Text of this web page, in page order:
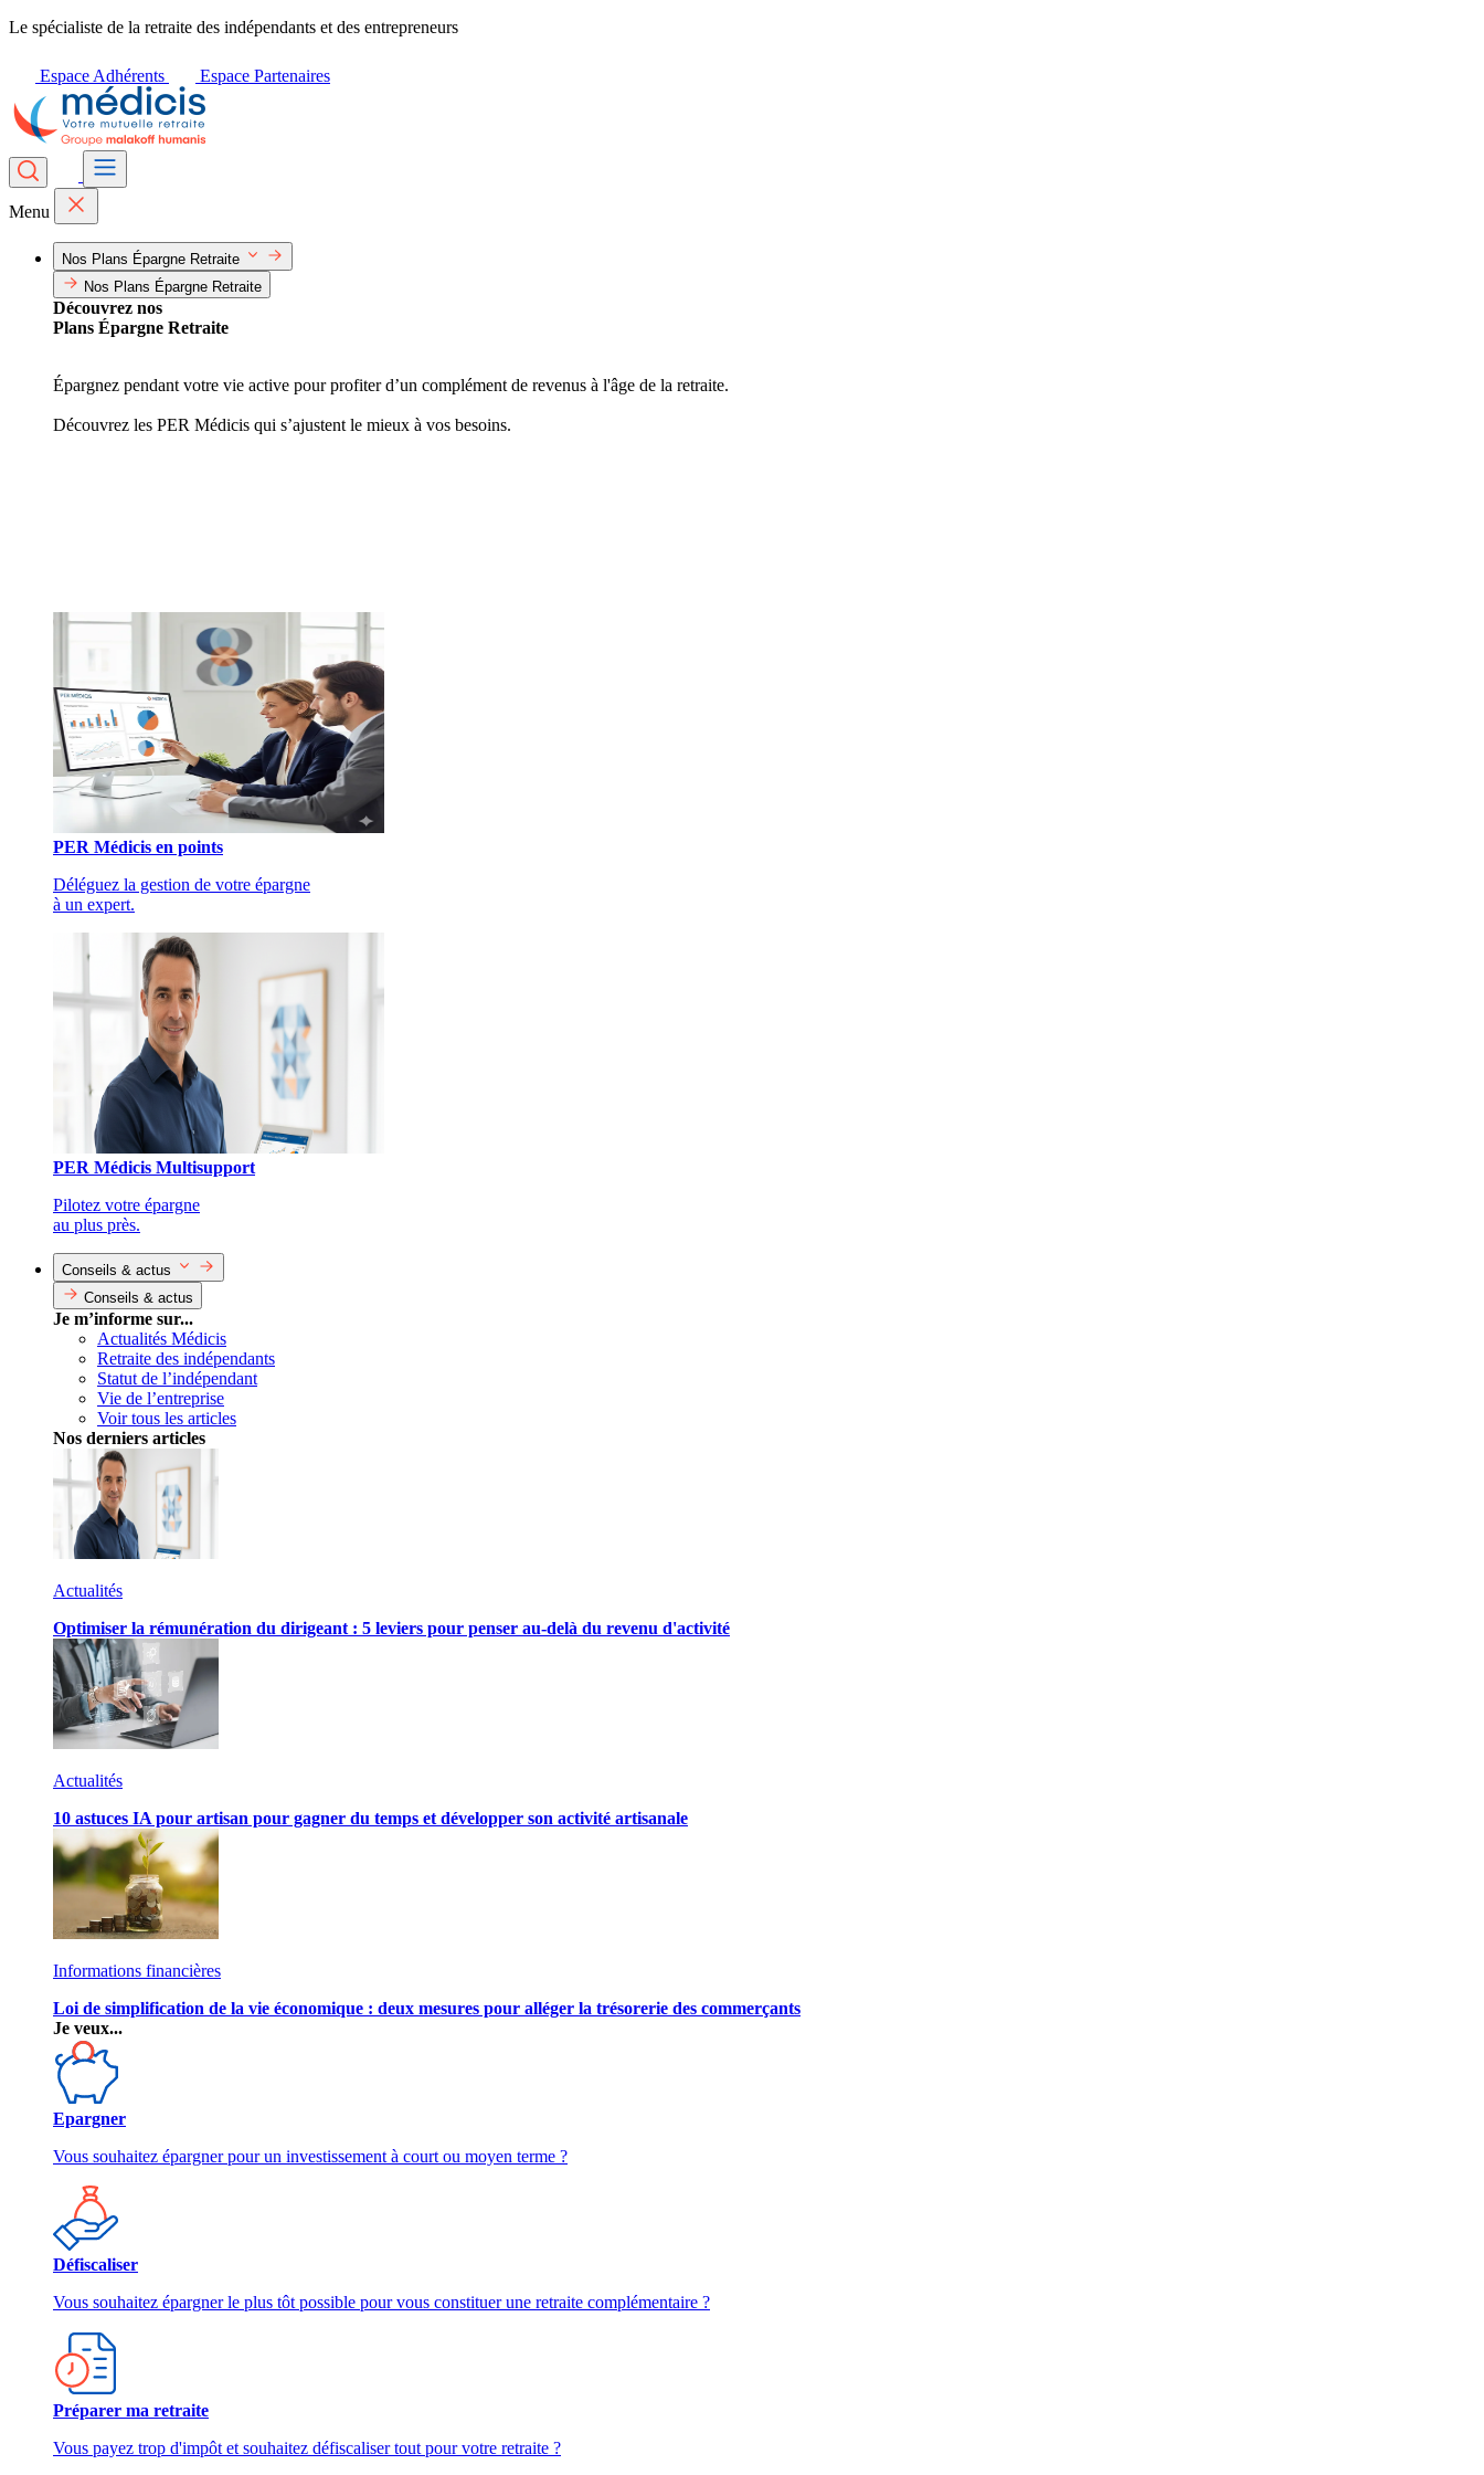
Le spécialiste de la retraite des indépendants et des entrepreneurs
Espace Adhérents Espace Partenaires
Menu
Nos Plans Épargne Retraite
Nos Plans Épargne Retraite
Découvrez nos
Plans Épargne Retraite
Épargnez pendant votre vie active pour profiter d’un complément de revenus à l'âge de la retraite.
Découvrez les PER Médicis qui s’ajustent le mieux à vos besoins.
PER Médicis en points
Déléguez la gestion de votre épargne
à un expert.
PER Médicis Multisupport
Pilotez votre épargne
au plus près.
Conseils & actus
Conseils & actus
Je m’informe sur...
Actualités Médicis
Retraite des indépendants
Statut de l’indépendant
Vie de l’entreprise
Voir tous les articles
Nos derniers articles
Actualités
Optimiser la rémunération du dirigeant : 5 leviers pour penser au-delà du revenu d'activité
Actualités
10 astuces IA pour artisan pour gagner du temps et développer son activité artisanale
Informations financières
Loi de simplification de la vie économique : deux mesures pour alléger la trésorerie des commerçants
Je veux...
Epargner
Vous souhaitez épargner pour un investissement à court ou moyen terme ?
Défiscaliser
Vous souhaitez épargner le plus tôt possible pour vous constituer une retraite complémentaire ?
Préparer ma retraite
Vous payez trop d'impôt et souhaitez défiscaliser tout pour votre retraite ?